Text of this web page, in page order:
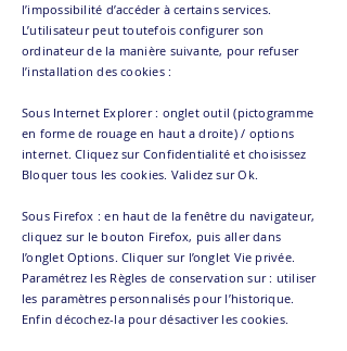
l’impossibilité d’accéder à certains services.
L’utilisateur peut toutefois configurer son
ordinateur de la manière suivante, pour refuser
l’installation des cookies :
Sous Internet Explorer : onglet outil (pictogramme
en forme de rouage en haut a droite) / options
internet. Cliquez sur Confidentialité et choisissez
Bloquer tous les cookies. Validez sur Ok.
Sous Firefox : en haut de la fenêtre du navigateur,
cliquez sur le bouton Firefox, puis aller dans
l’onglet Options. Cliquer sur l’onglet Vie privée.
Paramétrez les Règles de conservation sur : utiliser
les paramètres personnalisés pour l’historique.
Enfin décochez-la pour désactiver les cookies.